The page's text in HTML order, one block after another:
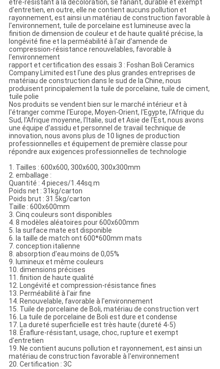
être-résistant à la décoloration, se fanant, durable et exempt
d'entretien, en outre, elle ne contient aucuns pollution et
rayonnement, est ainsi un matériau de construction favorable à
l'environnement, tuile de porcelaine est lumineuse avec la
finition de dimension de couleur et de haute qualité précise, la
longévité fine et la perméabilité à l'air d'amende de
compression-résistance renouvelables, favorable à
l'environnement
rapport et certification des essais 3 : Foshan Boli Ceramics
Company Limited est l'une des plus grandes entreprises de
matériau de construction dans le sud de la Chine, nous
produisent principalement la tuile de porcelaine, tuile de ciment,
tuile polie
Nos produits se vendent bien sur le marché intérieur et à
l'étranger comme l'Europe, Moyen-Orient, l'Egypte, l'Afrique du
Sud, l'Afrique moyenne, l'Italie, sud et Asie de l'Est, nous avons
une équipe d'assidu et personnel de travail technique de
innovation, nous avons plus de 10 lignes de production
professionnelles et équipement de première classe pour
répondre aux exigences professionnelles de technologie
1. Tailles : 600x600, 300x600, 300x300mm
2. emballage :
Quantité : 4 pieces/1.44sq.m
Poids net : 31kg/carton
Poids brut : 31.5kg/carton
Taille : 600x600mm
3. Cinq couleurs sont disponibles
4. 8 modèles aléatoires pour 600x600mm
5. la surface mate est disponible
6. la taille de match ont 600*600mm mats
7. conception italienne
8. absorption d'eau moins de 0,05%
9. lumineux et même couleurs
10. dimensions précises
11. finition de haute qualité
12. Longévité et compression-résistance fines
13. Perméabilité à l'air fine
14. Renouvelable, favorable à l'environnement
15. Tuile de porcelaine de Boli, matériau de construction vert
16. La tuile de porcelaine de Boli est dure et condense
17. La dureté superficielle est très haute (dureté 4-5)
18. Éraflure-résistant, usage, choc, rupture et exempt
d'entretien
19. Ne contient aucuns pollution et rayonnement, est ainsi un
matériau de construction favorable à l'environnement
20. Certification : 3C